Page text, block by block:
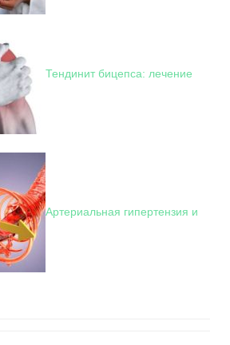
Тендинит бицепса: лечение
Артериальная гипертензия и